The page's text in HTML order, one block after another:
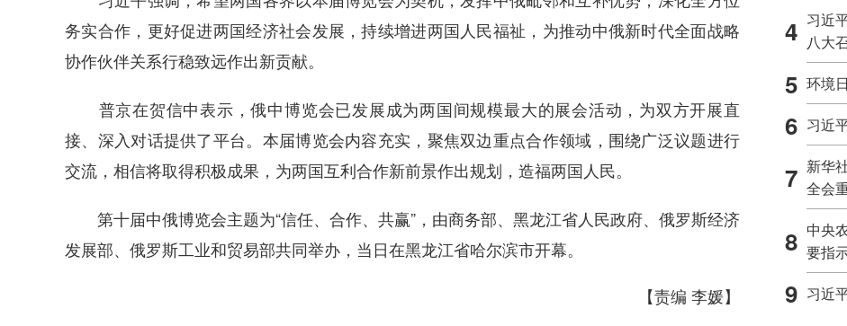
务实合作，更好促进两国经济社会发展，持续增进两国人民福祉，为推动中俄新时代全面战略
协作伙伴关系行稳致远作出新贡献。
普京在贺信中表示，俄中博览会已发展成为两国间规模最大的展会活动，为双方开展直
接、深入对话提供了平台。本届博览会内容充实，聚焦双边重点合作领域，围绕广泛议题进行
交流，相信将取得积极成果，为两国互利合作新前景作出规划，造福两国人民。
第十届中俄博览会主题为“信任、合作、共赢”，由商务部、黑龙江省人民政府、俄罗斯经济
发展部、俄罗斯工业和贸易部共同举办，当日在黑龙江省哈尔滨市开幕。
【责编 李媛】
4 习近
八大
5 环境
6 习近
7 新华
全会
8 中央
要指
9 习近